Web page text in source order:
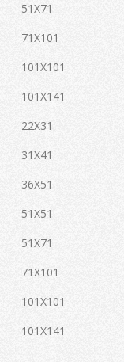
51X71
71X101
101X101
101X141
22X31
31X41
36X51
51X51
51X71
71X101
101X101
101X141